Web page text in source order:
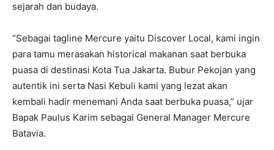
sejarah dan budaya.
“Sebagai tagline Mercure yaitu Discover Local, kami ingin
para tamu merasakan historical makanan saat berbuka
puasa di destinasi Kota Tua Jakarta. Bubur Pekojan yang
autentik ini serta Nasi Kebuli kami yang lezat akan
kembali hadir menemani Anda saat berbuka puasa,” ujar
Bapak Paulus Karim sebagai General Manager Mercure
Batavia.